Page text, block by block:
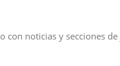
con noticias y secciones